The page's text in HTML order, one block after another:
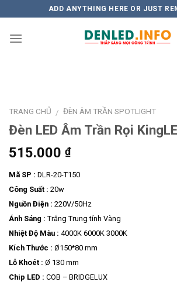
to
content
ADD ANYTHING HERE OR JUST
TRANG CHỦ / ĐÈN ÂM TRẦN SPOTLIGHT
Đèn LED Âm Trần Rọi
515.000 ₫
Mã SP : DLR-20-T150
Công Suất : 20w
Nguồn Điện : 220V/50Hz
Ánh Sáng : Trắng Trung tính Vàng
Nhiệt Độ Màu : 4000K 6000K 3000K
Kích Thước : Ø150*80 mm
Lỗ Khoét : Ø 130 mm
Chip LED : COB – BRIDGELUX